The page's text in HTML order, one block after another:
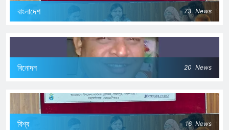
বাংলাদেশ 73 News
বিনোদন 20 News
বিশ্ব 16 News